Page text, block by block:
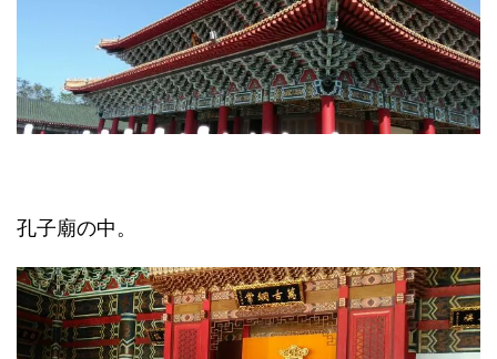
孔子廟の中。